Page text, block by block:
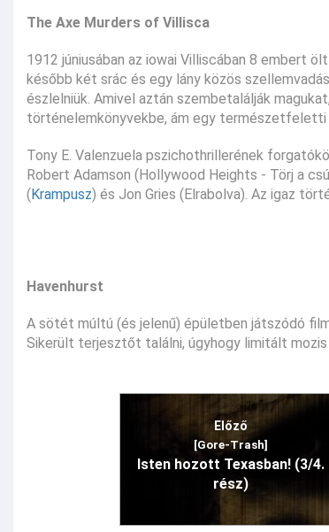
The Axe Murders of Villisca
1912 júniusában az iowai Villiscában 8 embert
később két srác és egy lány közös
észlelniük. Amivel aztán szembetalálják
történelemkönyvekbe, ám egy természetfeletti
Tony E. Valenzuela pszichothrillerének
Robert Adamson (Hollywood Heights - Törj a
(Krampusz) és Jon Gries (Elrabolva). Az igaz
Havenhurst
A sötét múltú (és jelenű) épületben játszódó
Sikerült terjesztőt találni, úgyhogy limitált
Előző
[Gore-Trash]
Isten hozott Texasban! (3/4.
rész)